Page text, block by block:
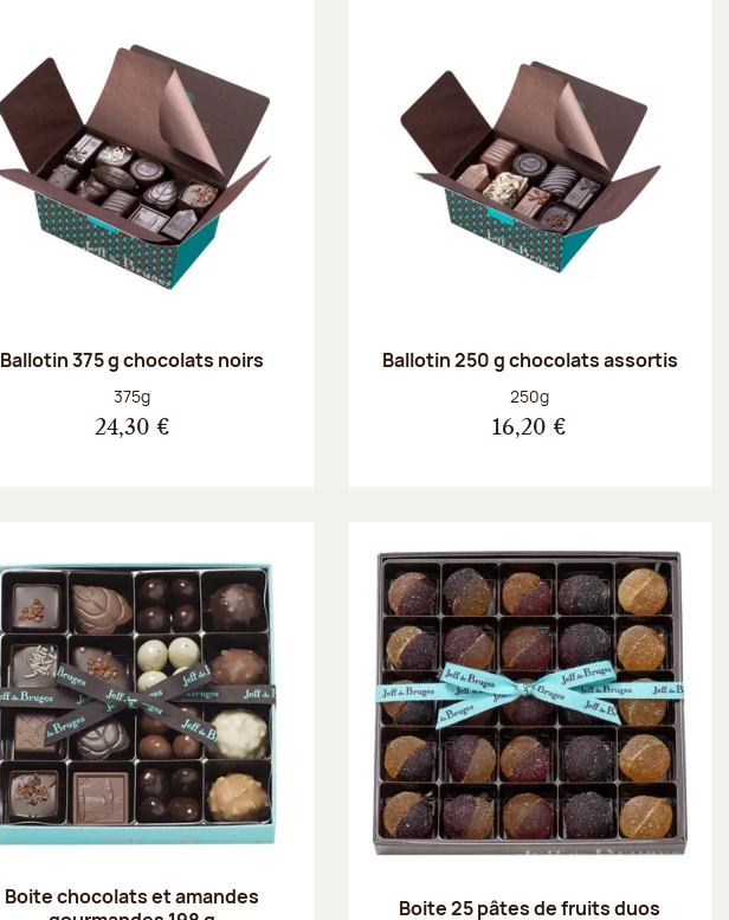
Ballotin 375 g chocolats noirs
Poids net :
375g
24,30 €
Ballotin 250 g chocolats assortis
Poids net :
250g
16,20 €
Boite chocolats et amandes
Boite 25 pâtes de fruits duos